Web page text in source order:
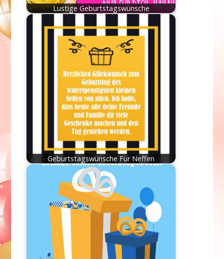
Lustige Geburtstagswünsche
Geburtstagswünsche Für Neffen